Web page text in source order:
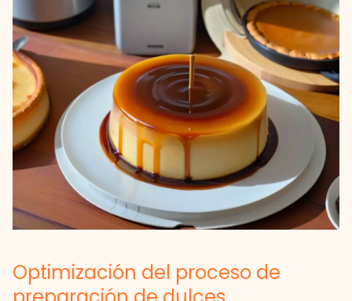
Optimización del proceso de